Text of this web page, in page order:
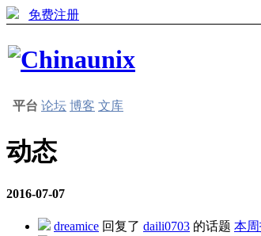
免费注册
平台 论坛 博客 文库
动态
2016-07-07
dreamice 回复了 daili0703 的话题 本